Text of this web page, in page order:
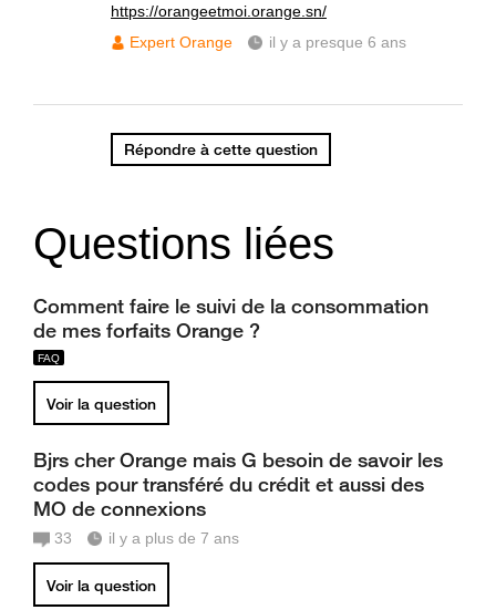
https://orangeetmoi.orange.sn/
Expert Orange
il y a presque 6 ans
Répondre à cette question
Questions liées
Comment faire le suivi de la consommation
de mes forfaits Orange ?
Voir la question
Bjrs cher Orange mais G besoin de savoir les
codes pour transféré du crédit et aussi des
MO de connexions
33 il y a plus de 7 ans
Voir la question